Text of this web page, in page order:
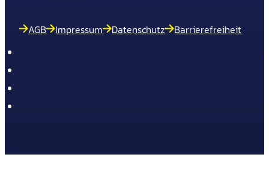
AGB Impressum Datenschutz Barrierefreiheit